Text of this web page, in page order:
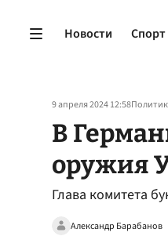
Новости Спорт
9 апреля 2024 12:58
В
оружия
Глава комитета
Александр Барабанов